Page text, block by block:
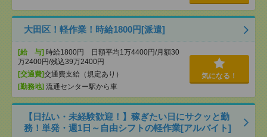
大田区！軽作業！時給1800円[派遣]
[給 与] 時給1800円 日額平均1万4400円/月額30
万2400円/残込39万2400円
[交通費]交通費支給（規定あり）
[勤務地] 流通センター駅から車
気になる！
【日払い・未経験歓迎！】稼ぎたい日にサクッと勤
務！単発・週1日～自由シフトの軽作業[アルバイト]